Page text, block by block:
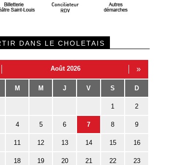
DANS LE CHOLETAIS
Août 2026 »
M M J V S D
1 2
4 5 6 7 8 9
11 12 13 14 15 16
18 19 20 21 22 23